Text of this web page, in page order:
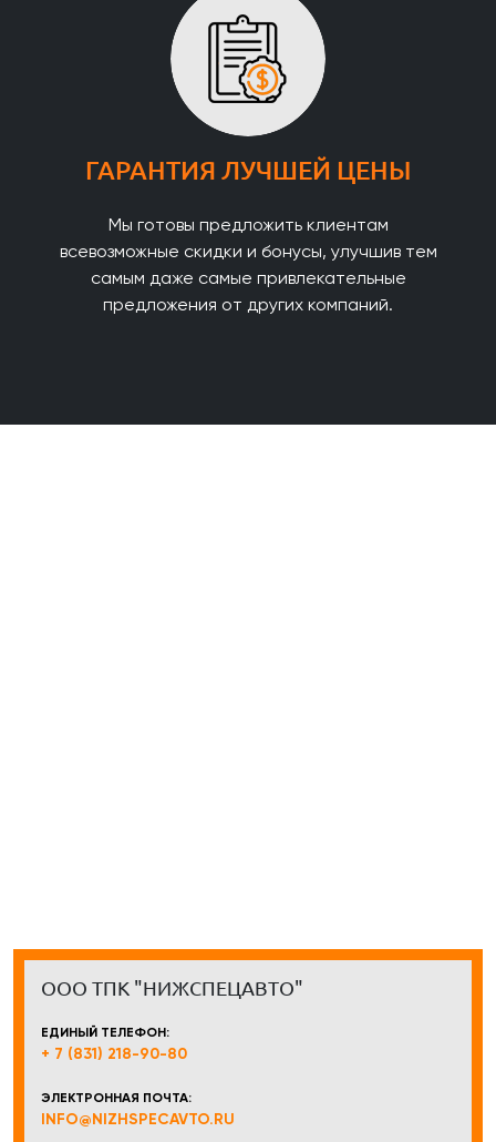
ГАРАНТИЯ ЛУЧШЕЙ ЦЕНЫ
Мы готовы предложить клиентам
всевозможные скидки и бонусы, улучшив тем
самым даже самые привлекательные
предложения от других компаний.
ООО ТПК "НИЖСПЕЦАВТО"
ЕДИНЫЙ ТЕЛЕФОН:
+ 7 (831) 218-90-80
ЭЛЕКТРОННАЯ ПОЧТА:
INFO@NIZHSPECAVTO.RU